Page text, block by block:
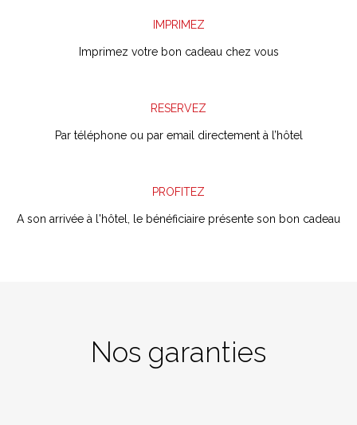
IMPRIMEZ
mprimez votre bon cadeau chez vous
RESERVEZ
Par téléphone ou par email directement à l’hôtel
PROFITEZ
A son arrivée à l'hôtel, le bénéficiaire présente son bon cadeau
Nos garanties